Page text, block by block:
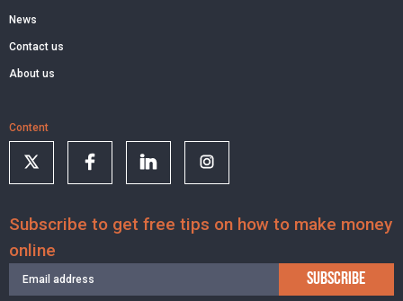
News
Contact us
About us
Content
Subscribe to get free tips on how to make money
online
SUBSCRIBE